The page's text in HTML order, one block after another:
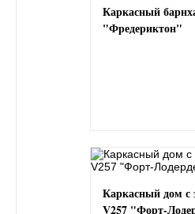
Каркасный
"Фредериктон"
Каркасный дом с
V257 "Форт-